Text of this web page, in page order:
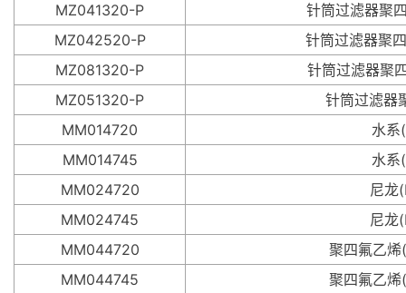
MZ041320-P
针筒过滤器聚
MZ042520-P
针筒过滤器聚
MZ081320-P
针筒过滤器聚
MZ051320-P
针筒过滤器
MM014720
水系
MM014745
水系
MM024720
尼龙
MM024745
尼龙
MM044720
聚四氟乙
MM044745
聚四氟乙